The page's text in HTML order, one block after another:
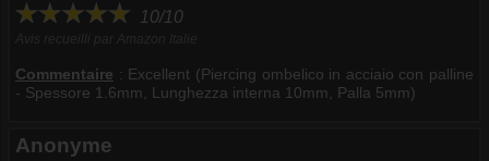
10/10
Commentaire : Excellent (Piercing ombelico in acciaio con palline
- Spessore 1.6mm, Lunghezza interna 10mm, Palla 5mm)
Anonyme